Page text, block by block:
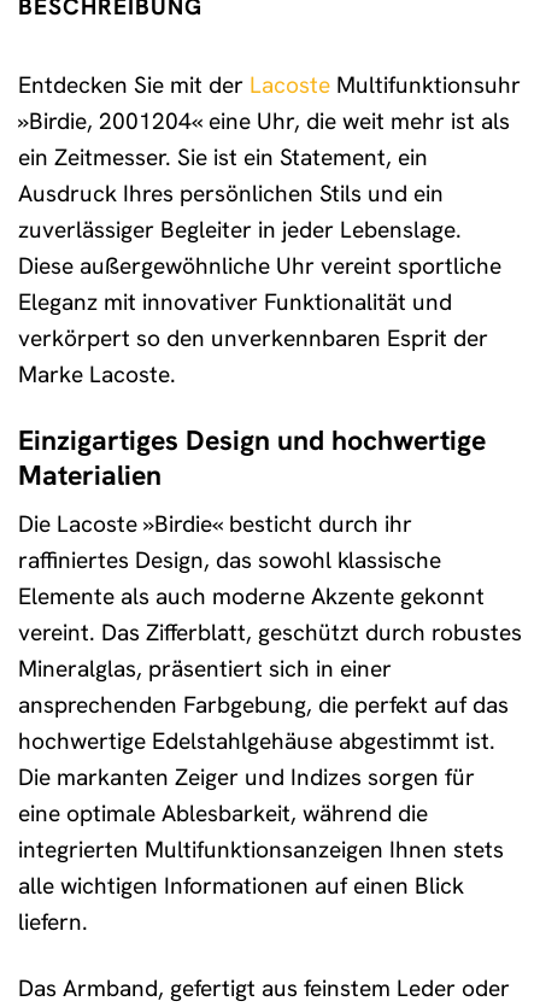
BESCHREIBUNG
Entdecken Sie mit der Lacoste Multifunktionsuhr
»Birdie, 2001204« eine Uhr, die weit mehr ist als
ein Zeitmesser. Sie ist ein Statement, ein
Ausdruck Ihres persönlichen Stils und ein
zuverlässiger Begleiter in jeder Lebenslage.
Diese außergewöhnliche Uhr vereint sportliche
Eleganz mit innovativer Funktionalität und
verkörpert so den unverkennbaren Esprit der
Marke Lacoste.
Einzigartiges Design und hochwertige
Materialien
Die Lacoste »Birdie« besticht durch ihr
raffiniertes Design, das sowohl klassische
Elemente als auch moderne Akzente gekonnt
vereint. Das Zifferblatt, geschützt durch robustes
Mineralglas, präsentiert sich in einer
ansprechenden Farbgebung, die perfekt auf das
hochwertige Edelstahlgehäuse abgestimmt ist.
Die markanten Zeiger und Indizes sorgen für
eine optimale Ablesbarkeit, während die
integrierten Multifunktionsanzeigen Ihnen stets
alle wichtigen Informationen auf einen Blick
liefern.
Das Armband, gefertigt aus feinstem Leder oder